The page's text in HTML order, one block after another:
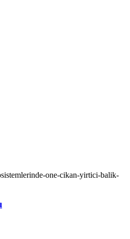
one-cikan-yirtici-balik-